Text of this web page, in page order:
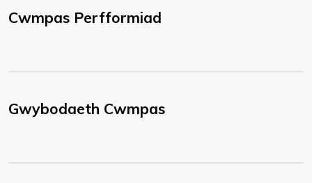
Cwmpas Perfformiad
Gwybodaeth Cwmpas